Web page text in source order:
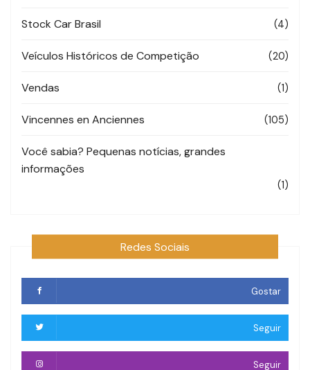
Stock Car Brasil (4)
Veículos Históricos de Competição (20)
Vendas (1)
Vincennes en Anciennes (105)
Você sabia? Pequenas notícias, grandes
informações
(1)
Redes Sociais
Gostar
Seguir
Seguir